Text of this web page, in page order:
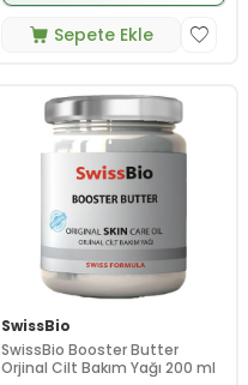
Sepete Ekle
SwissBio
SwissBio Booster Butter
Orjinal Cilt Bakım Yağı 200 ml